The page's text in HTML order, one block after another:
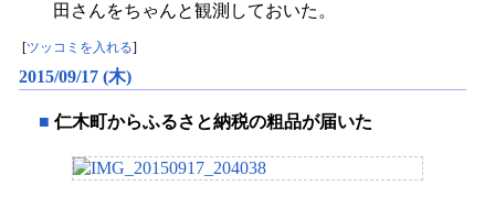
田さんをちゃんと観測しておいた。
ツッコミを入れる
2015/09/17 (木)
■ 仁木町からふるさと納税の粗品が届いた